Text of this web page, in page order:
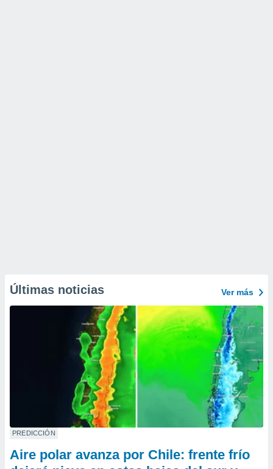
Últimas noticias Ver más
PREDICCIÓN
Aire polar avanza por Chile: frente frío